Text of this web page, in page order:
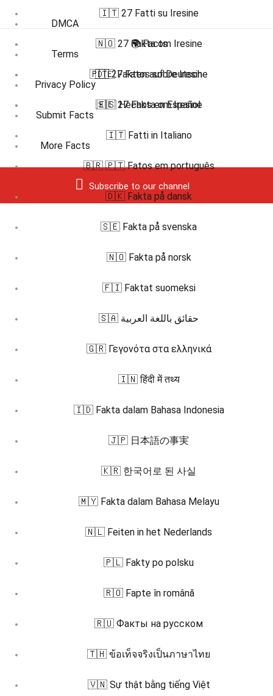
DMCA
Terms
Privacy Policy
Submit Facts
More Facts
Subscribe to our channel
🇮🇹 27 Fatti su Iresine
🇳🇴 27 Fakta om Iresine
🇵🇹 27 Fatos sobre Iresine
🇸🇪 27 Fakta om Iresine
🌍 Facts
🇩🇪 Fakten auf Deutsch
🇪🇸 Hechos en Español
🇮🇹 Fatti in Italiano
🇧🇷 🇵🇹 Fatos em português
🇩🇰 Fakta på dansk
🇸🇪 Fakta på svenska
🇳🇴 Fakta på norsk
🇫🇮 Faktat suomeksi
🇸🇦 حقائق باللغة العربية
🇬🇷 Γεγονότα στα ελληνικά
🇮🇳 हिंदी में तथ्य
🇮🇩 Fakta dalam Bahasa Indonesia
🇯🇵 日本語の事実
🇰🇷 한국어로 된 사실
🇲🇾 Fakta dalam Bahasa Melayu
🇳🇱 Feiten in het Nederlands
🇵🇱 Fakty po polsku
🇷🇴 Fapte în română
🇷🇺 Факты на русском
🇹🇭 ข้อเท็จจริงเป็นภาษาไทย
🇻🇳 Sự thật bằng tiếng Việt